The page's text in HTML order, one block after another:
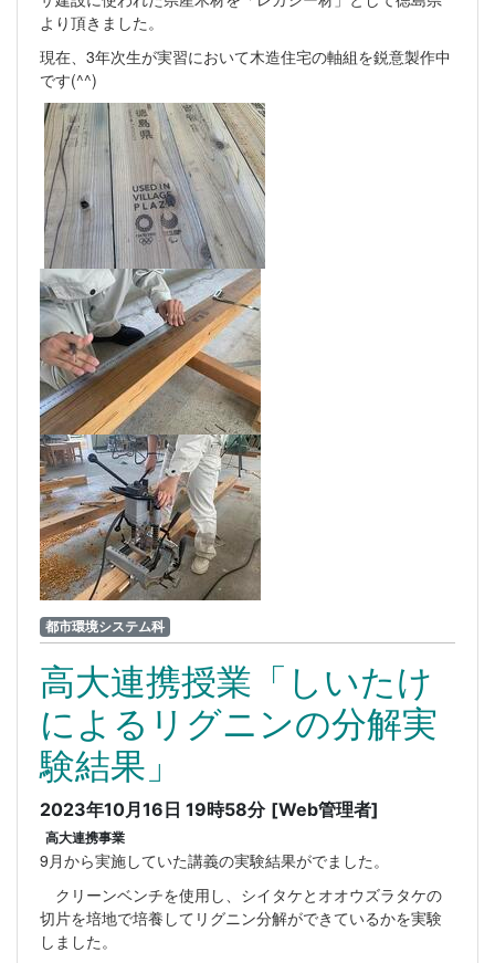
より頂きました。
現在、3年次生が実習において木造住宅の軸組を鋭意製作中
です(^^)
都市環境システム科
高大連携授業「しいたけ
によるリグニンの分解実
験結果」
2023年10月16日 19時58分 [Web管理者]
高大連携事業
9月から実施していた講義の実験結果がでました。
クリーンベンチを使用し、シイタケとオオウズラタケの
切片を培地で培養してリグニン分解ができているかを実験
しました。